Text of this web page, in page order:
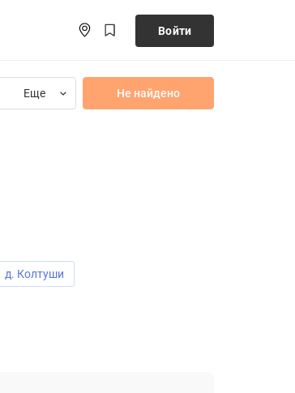
Войти
Еще Не найдено
д. Колтуши